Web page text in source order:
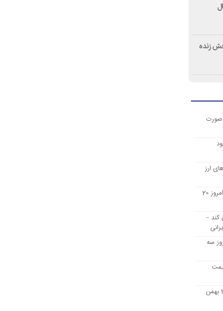
۲۱ سال
زنده
صورت
ارز
قیمت ارز دیجیتال بیت کوین امروز 20
کند –
سه
قیمت امروز اتریوم به تومان 20 بهمن